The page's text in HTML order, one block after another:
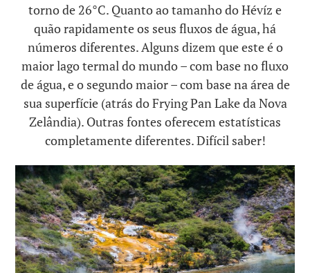
torno de 26°C. Quanto ao tamanho do Hévíz e
quão rapidamente os seus fluxos de água, há
números diferentes. Alguns dizem que este é o
maior lago termal do mundo – com base no fluxo
de água, e o segundo maior – com base na área de
sua superfície (atrás do Frying Pan Lake da Nova
Zelândia). Outras fontes oferecem estatísticas
completamente diferentes. Difícil saber!